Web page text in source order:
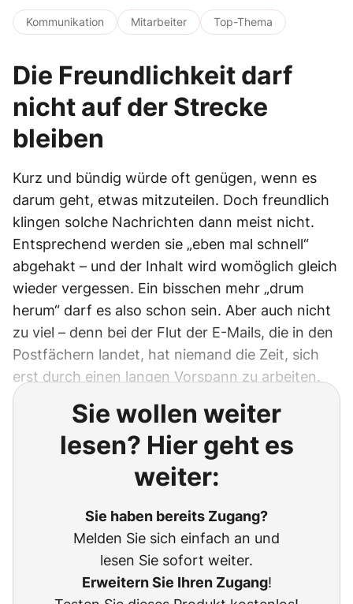
Kommunikation Mitarbeiter Top-Thema
Die Freundlichkeit darf
nicht auf der Strecke
bleiben
Kurz und bündig würde oft genügen, wenn es
darum geht, etwas mitzuteilen. Doch freundlich
klingen solche Nachrichten dann meist nicht.
Entsprechend werden sie „eben mal schnell“
abgehakt – und der Inhalt wird womöglich gleich
wieder vergessen. Ein bisschen mehr „drum
herum“ darf es also schon sein. Aber auch nicht
zu viel – denn bei der Flut der E-Mails, die in den
Postfächern landet, hat niemand die Zeit, sich
erst durch einen langen Vorspann zu arbeiten.
Sie wollen weiter
lesen? Hier geht es
weiter:
Sie haben bereits Zugang?
Melden Sie sich einfach an und
lesen Sie sofort weiter.
Erweitern Sie Ihren Zugang!